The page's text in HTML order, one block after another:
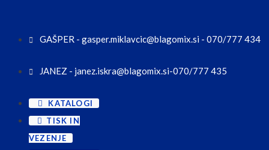
GAŠPER - gasper.miklavcic@blagomix.si - 070/777 434
JANEZ - janez.iskra@blagomix.si-070/777 435
KATALOGI
TISK IN
VEZENJE